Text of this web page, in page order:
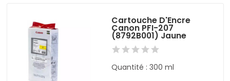
Cartouche D'Encre
Canon PFI-207
(8792B001) Jaune
Quantité : 300 ml